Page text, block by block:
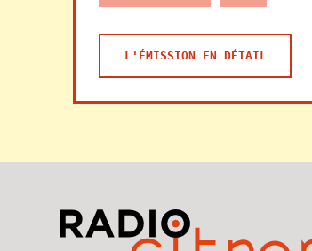
L'ÉMISSION EN DÉTAIL